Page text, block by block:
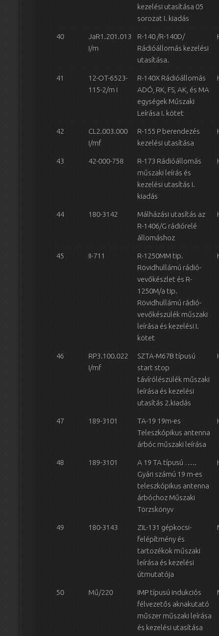
kezelési utasítása 05
sorozat I. kiadás
40
JaR1.201.013
I/m
R-140 /R-140D/
Rádióállomás kezelési
utasítása.
41
12-OT-6523-
115-2/m I
R-140X Rádióállomás
ADÓ, RK, FS, AK, és MA
egységek Műszaki
Leírása I. kötet
42
CL2.003.000
I/mf
R-155 P berendezés
kezelési utasítása
43 42-000-758
R-173 Rádióállomás
műszaki leírás és
kezelési utasítás I.
kiadás
44 180-3142
Málházási utasítás az
R-1406/G rádiórelé
állomáshoz
45 II-711
R-1250MM tip.
Rövidhullámú rádió-
vevőkészlet és R-
1250M/a tip.
Rövidhullámú rádió-
vevőkészülék műszaki
leírása és kezelési I.
kötet
46
RP3.100.022
I/mf
SZTA-M67B típusú
start stop
távírólészülék műszaki
leírása és kezelési
utasítás 2.kiadás
47 189-3101
TA-19 19m-es
Teleszkópikus antenna
árbóc műszaki leírása
48 189-3101
A 19 TA típusú …..
Gyári számú 19 m-es
teleszkópikus antenna
árbóchoz Műszaki
Törzskönyv
49 180-3143
ZIL-131 gépkocsi-
felépítmény és
tartozékok műszaki
leírása és kezelési
útmutatója
50 Mű/220
IMP típusú indukciós
félvezetős aknakutató
műszer műszaki leírása
és kezelési utasítása